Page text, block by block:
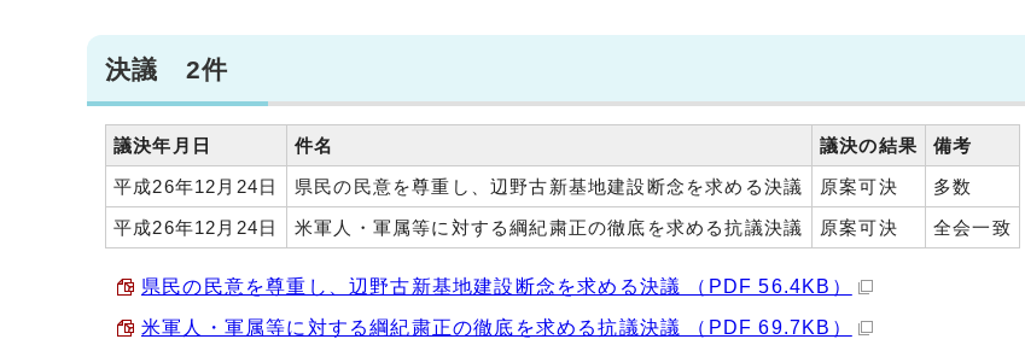
決議 2件
議決年月日 件名 議決の結果
備考
平成26年12月24日
県民の民意を尊重し、辺野古新基地建設断念を求める決議 原案可決
多数
平成26年12月24日
米軍人・軍属等に対する綱紀粛正の徹底を求める抗議決議 原案可決 全会一致
県民の民意を尊重し、辺野古新基地建設断念を求める決議 （PDF 56.4KB）
米軍人・軍属等に対する綱紀粛正の徹底を求める抗議決議 （PDF 69.7KB）